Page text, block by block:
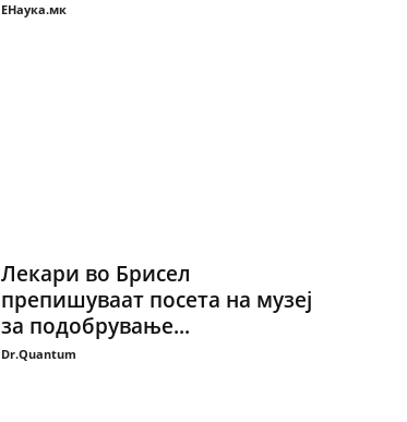
ЕНаука.мк
Лекари во Брисел
препишуваат посета на музеј
за подобрување...
Dr.Quantum